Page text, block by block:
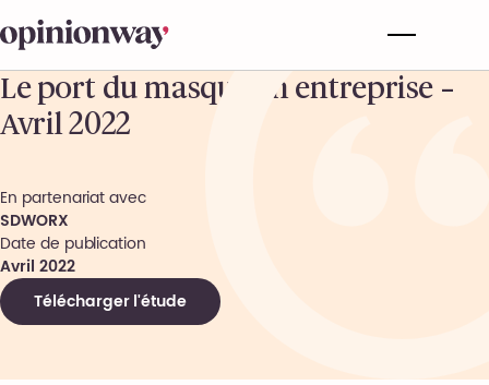
Le port du masque en entreprise –
Avril 2022
En partenariat avec
SDWORX
Date de publication
Avril 2022
Télécharger l'étude